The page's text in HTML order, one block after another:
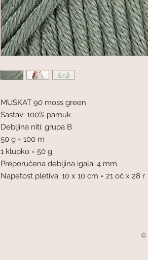
MUSKAT 90 moss green
Sastav: 100% pamuk
Debljina niti: grupa B
50 g = 100 m
1 klupko = 50 g
Preporučena debljina igala: 4 mm
Napetost pletiva: 10 x 10 cm = 21 oč x 28 r
©